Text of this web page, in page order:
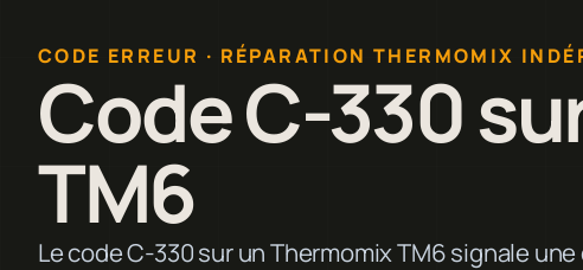
CODE ERREUR · RÉPARATION THERMOMIX
Code C-330
TM6
Le code C-330 sur un Thermomix TM6 signale